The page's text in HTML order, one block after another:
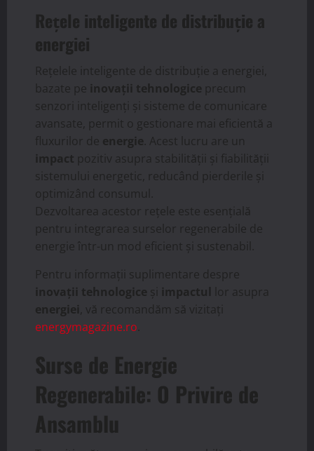
Rețele inteligente de distribuție a
energiei
Rețelele inteligente de distribuție a energiei,
bazate pe inovații tehnologice precum
senzori inteligenți și sisteme de comunicare
avansate, permit o gestionare mai eficientă a
fluxurilor de energie . Acest lucru are un
impact pozitiv asupra stabilității și fiabilității
sistemului energetic, reducând pierderile și
optimizând consumul.
Dezvoltarea acestor rețele este esențială
pentru integrarea surselor regenerabile de
energie într-un mod eficient și sustenabil.
Pentru informații suplimentare despre
inovații tehnologice și impactul lor asupra
energiei , vă recomandăm să vizitați
energymagazine.ro
Surse de Energie
Regenerabile: O Privire de
Ansamblu